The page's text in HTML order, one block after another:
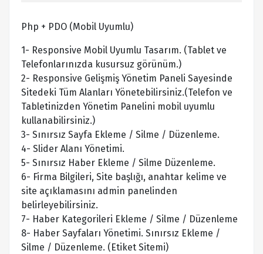
Php + PDO (Mobil Uyumlu)
1- Responsive Mobil Uyumlu Tasarım. (Tablet ve
Telefonlarınızda kusursuz görünüm.)
2- Responsive Gelişmiş Yönetim Paneli Sayesinde
Sitedeki Tüm Alanları Yönetebilirsiniz.(Telefon ve
Tabletinizden Yönetim Panelini mobil uyumlu
kullanabilirsiniz.)
3- Sınırsız Sayfa Ekleme / Silme / Düzenleme.
4- Slider Alanı Yönetimi.
5- Sınırsız Haber Ekleme / Silme Düzenleme.
6- Firma Bilgileri, Site başlığı, anahtar kelime ve
site açıklamasını admin panelinden
belirleyebilirsiniz.
7- Haber Kategorileri Ekleme / Silme / Düzenleme
8- Haber Sayfaları Yönetimi. Sınırsız Ekleme /
Silme / Düzenleme. (Etiket Sitemi)